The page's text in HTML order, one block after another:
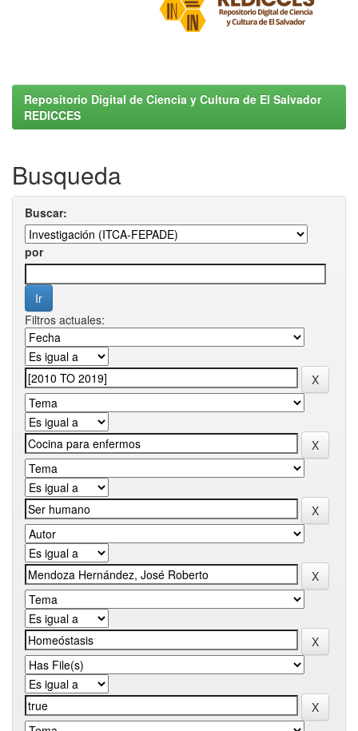
Repositorio Digital de Ciencia y Cultura de El Salvador
REDICCES
Busqueda
Buscar:
por
Filtros actuales: